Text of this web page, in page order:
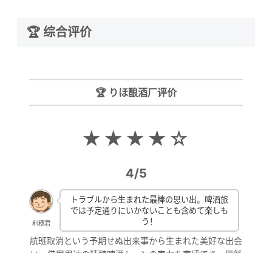
🏆 综合评价
🏆 りほ酿酒厂评价
★★★★☆
4/5
利穗君
トラブルから生まれた最棒の思い出。啤酒旅
では予定通りにいかないことも含めて楽しも
う！
航班取消という予期せぬ出来事から生まれた美好な出会